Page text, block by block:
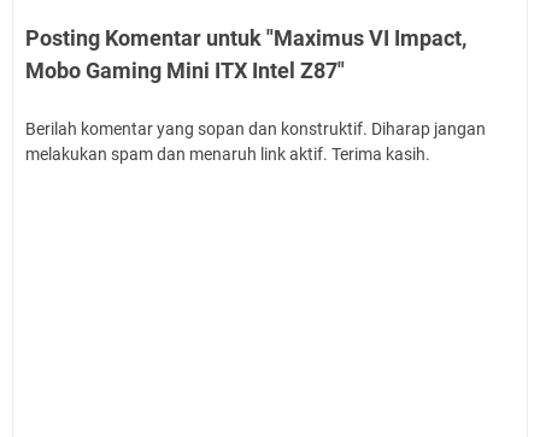
Posting Komentar untuk "Maximus VI Impact,
Mobo Gaming Mini ITX Intel Z87"
Berilah komentar yang sopan dan konstruktif. Diharap jangan
melakukan spam dan menaruh link aktif. Terima kasih.